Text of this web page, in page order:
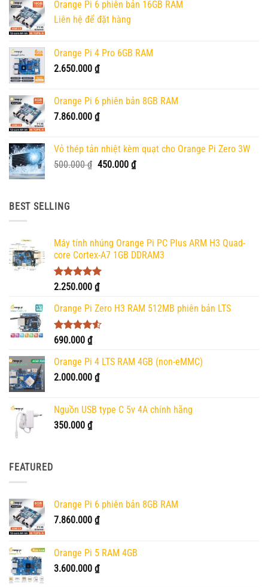
Orange Pi 6 phiên bản 16GB RAM
Liên hệ để đặt hàng
Orange Pi 4 Pro 6GB RAM
2.650.000 ₫
Orange Pi 6 phiên bản 8GB RAM
7.860.000 ₫
Vỏ thép tản nhiệt kèm quạt cho Orange Pi Zero 3W
500.000₫ Giá
450.000 ₫Giá
BEST SELLING
Máy tính nhúng Orange Pi PC Plus ARM H3 Quad-
core Cortex-A7 1GB DDRAM3
Được xếp
5 sao
2.250.000 ₫
Orange Pi Zero H3 RAM 512MB phiên bản LTS
Được xếp
4.50
5 sao
690.000 ₫
Orange Pi 4 LTS RAM 4GB (non-eMMC)
2.000.000 ₫
Nguồn USB type C 5v 4A chính hãng
350.000 ₫
FEATURED
Orange Pi 6 phiên bản 8GB RAM
7.860.000 ₫
Orange Pi 5 RAM 4GB
3.600.000 ₫